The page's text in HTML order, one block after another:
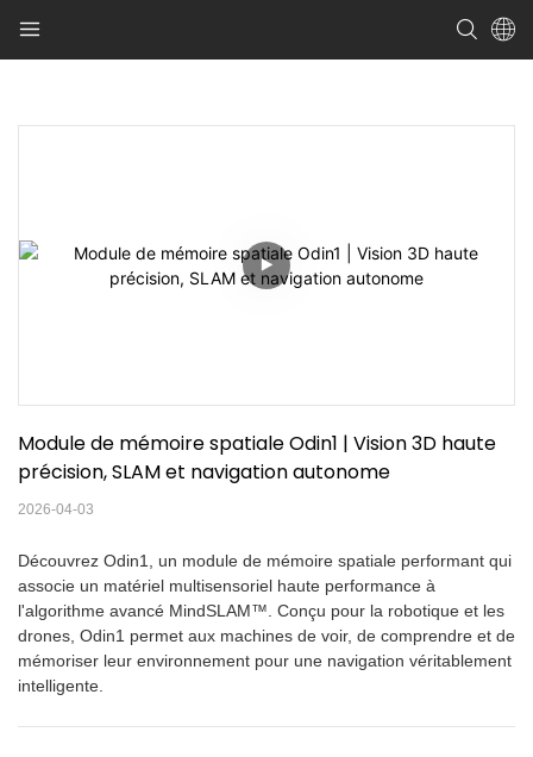
Module de mémoire spatiale Odin1 | Vision 3D haute
précision, SLAM et navigation autonome
2026-04-03
Découvrez Odin1, un module de mémoire spatiale performant qui
associe un matériel multisensoriel haute performance à
l'algorithme avancé MindSLAM™. Conçu pour la robotique et les
drones, Odin1 permet aux machines de voir, de comprendre et de
mémoriser leur environnement pour une navigation véritablement
intelligente.